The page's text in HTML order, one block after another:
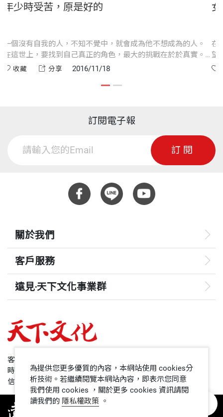
年少時受苦，原是好的
一個沒有自我的人，不知不覺中，就會成為他不想成為的人。
在這世上，要找到自己真正的角色，最大的挑戰在於於真實。
對自己真實，對朋友真實，和對生命本身真實。
收藏 分享 2016/11/18
訂閱電子報
訂閱
關於我們
客戶服務
遠見‧天下文化事業群
哈佛商業評論
領導影響力學院
1號課堂
客服專線：+886 2 2662-0012
時間：週一~週五9:00~12:30;13:30~17:00
信箱：service@cwgv.com.tw
為提供您更多優質的內容，本網站使用 cookies分
析技術。若繼續閱覽本網站內容，即表示您同意
我們使用 cookies ，關於更多 cookies 資訊請閱
讀我們的 隱私權政策 。